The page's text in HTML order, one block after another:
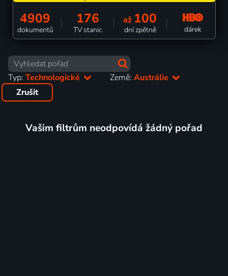
4909
dokumentů
176
TV stanic
až 100
dní zpětně dárek
Typ: Technologické Země:Austrálie
Zrušit
Vašim filtrům neodpovídá žádný pořad